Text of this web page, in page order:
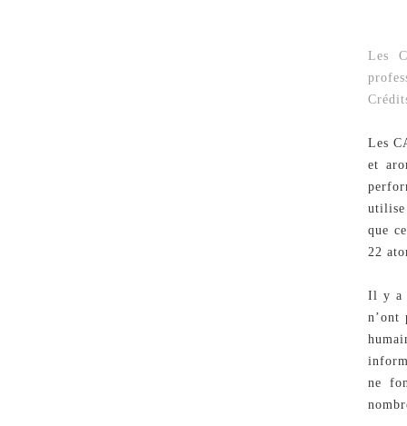
Les
Les
et
utilise
que
22
Il y a
n’ont
ne